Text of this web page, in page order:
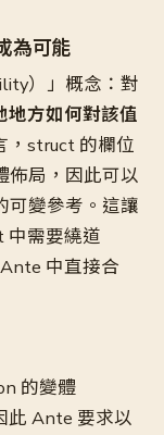
為可能
）」概念：對
地方如何對該值
，struct 的欄位
佈局，因此可以
可變參考。這讓
中需要繞道
中直接合
的變體
此 Ante 要求以